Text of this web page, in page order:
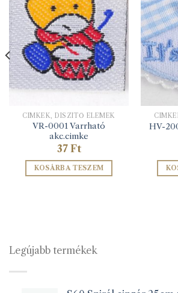
CIMKÉK, DÍSZÍTŐ ELEMEK
VR-0001 Varrható
akc.cimke
37 Ft
KOSÁRBA TESZEM
HV-
Legújabb termékek